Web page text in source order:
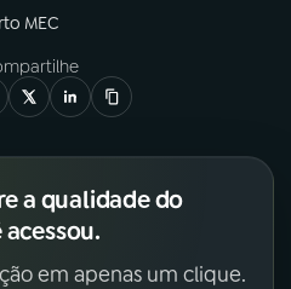
MEC
a qualidade do
em apenas um clique.